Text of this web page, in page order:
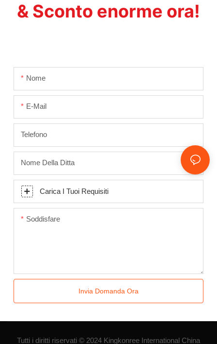
& Sconto enorme ora!
Nome
E-Mail
Telefono
Nome Della Ditta
Carica I Tuoi Requisiti
Soddisfare
Invia Domanda Ora
Tutti i diritti riservati © 2024 Kingkonree International China